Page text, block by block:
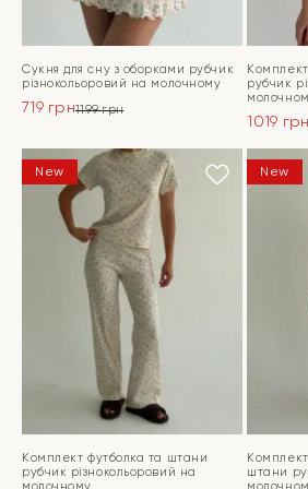
Сукня для сну з оборками рубчик
різнокольоровий на молочному
1199грн
1199 грн.
719 грн
719 грн.
ПЕРЕЙТИ
рубчик
ціна:
1699 грн.
1019
ціна:
1019 грн.
New
Комплект футболка та штани
рубчик різнокольоровий на
молочному
New
штани